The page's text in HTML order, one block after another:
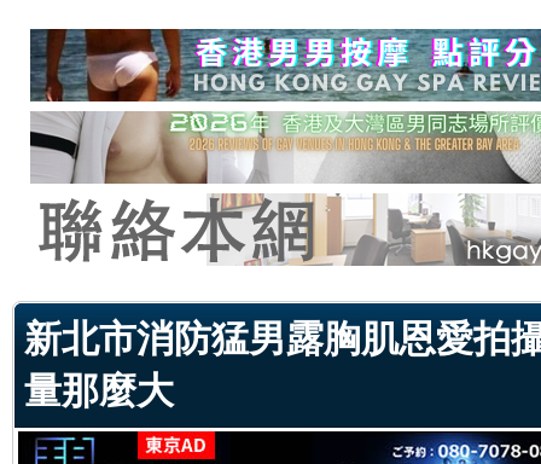
新北市消防猛男露胸肌恩愛拍
量那麼大